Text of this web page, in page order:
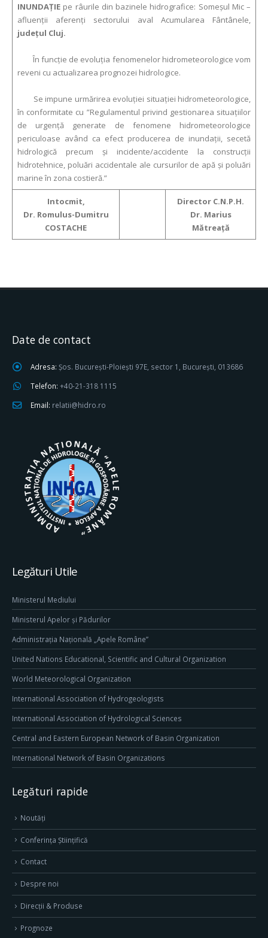
INUNDAŢIE pe râurile din bazinele hidrografice: Someșul Mic –
afluenții aferenți sectorului aval Acumularea Fântânele,
județul Cluj.
În funcţie de evoluţia fenomenelor hidrometeorologice vom
reveni cu actualizarea prognozei hidrologice.
Se impune urmărirea evoluţiei situaţiei hidrometeorologice,
în conformitate cu ”Regulamentul privind gestionarea situaţiilor
de urgenţă generate de fenomene hidrometeorologice
periculoase având ca efect producerea de inundaţii, secetă
hidrologică precum şi incidente/accidente la construcţii
hidrotehnice, poluări accidentale ale cursurilor de apă şi poluări
marine în zona costieră.”
Intocmit,
Dr. Romulus-Dumitru
COSTACHE
Director C.N.P.H.
Dr. Marius
Mătreaţă
Date de contact
Adresa: Șos. București-Ploiești 97E, sector 1, București, 013686
Telefon: +40-21-318 1115
Email: relatii@hidro.ro
Legături Utile
Ministerul Mediului
Ministerul Apelor și Pădurilor
Administrația Națională „Apele Române”
United Nations Educational, Scientific and Cultural Organization
World Meteorological Organization
International Association of Hydrogeologists
International Association of Hydrological Sciences
Central and Eastern European Network of Basin Organization
International Network of Basin Organizations
Legături rapide
Noutăți
Conferința Științifică
Contact
Despre noi
Direcţii & Produse
Prognoze